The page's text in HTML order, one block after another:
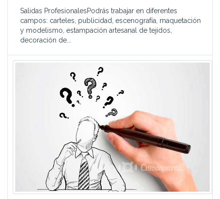
Salidas ProfesionalesPodrás trabajar en diferentes
campos: carteles, publicidad, escenografía, maquetación
y modelismo, estampación artesanal de tejidos,
decoración de...